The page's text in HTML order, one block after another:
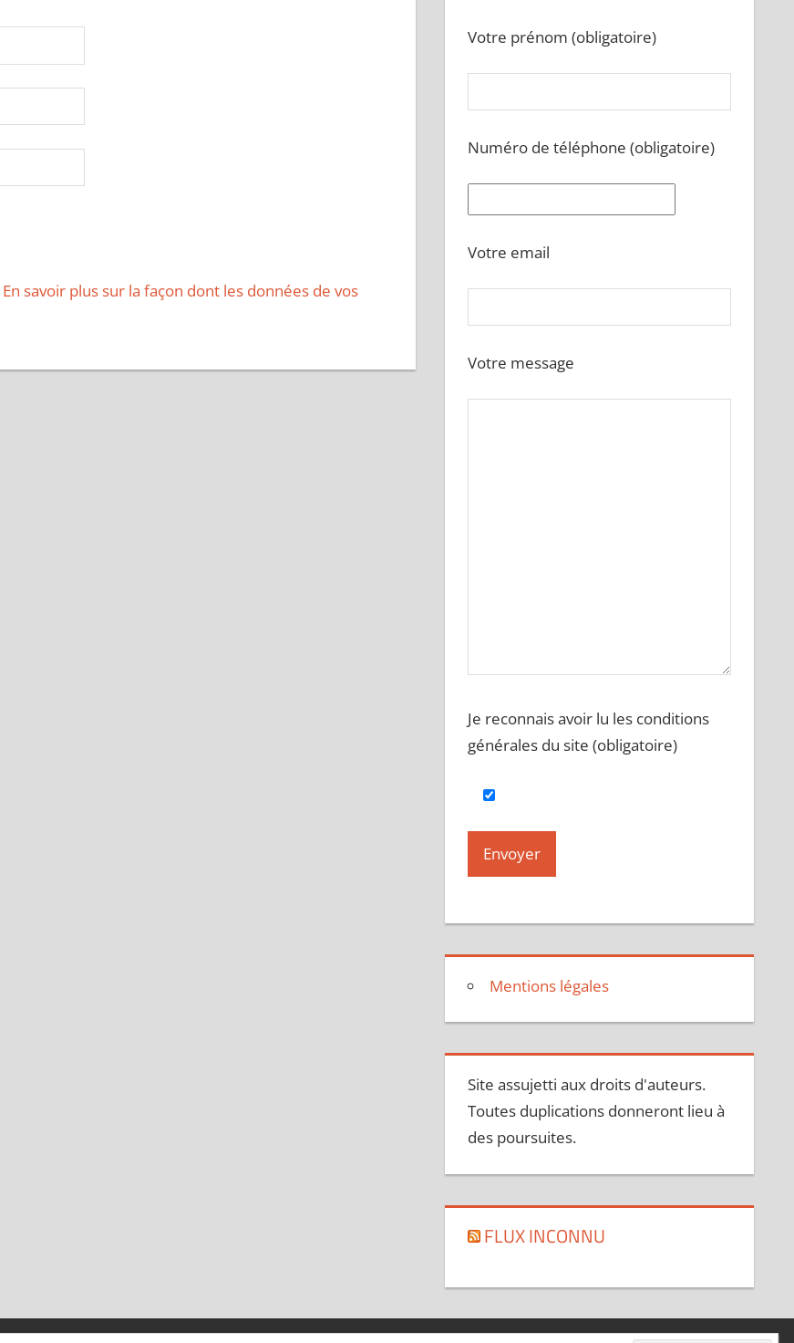
En savoir plus sur la façon dont les données de vos
Votre prénom (obligatoire)
Numéro de téléphone (obligatoire)
Votre email
Votre message
Je reconnais avoir lu les conditions
générales du site (obligatoire)
Mentions légales
Site assujetti aux droits d'auteurs.
Toutes duplications donneront lieu à
des poursuites.
FLUX INCONNU